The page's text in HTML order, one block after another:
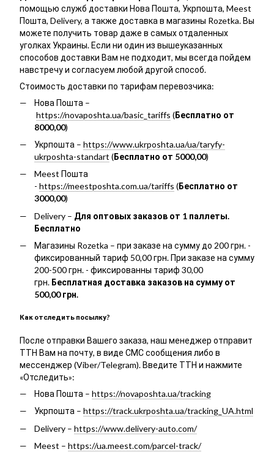
помощью служб доставки Нова Пошта, Укрпошта, Meest
Пошта, Delivery, а также доставка в магазины Rozetka. Вы
можете получить товар даже в самых отдаленных
уголках Украины. Если ни один из вышеуказанных
способов доставки Вам не подходит, мы всегда пойдем
навстречу и согласуем любой другой способ.
Стоимость доставки по тарифам перевозчика:
Нова Пошта –
https://novaposhta.ua/basic_tariffs (Бесплатно от
8000,00)
Укрпошта – https://www.ukrposhta.ua/ua/taryfy-
ukrposhta-standart (Бесплатно от 5000,00)
Meest Пошта
- https://meestposhta.com.ua/tariffs (Бесплатно от
3000,00)
Delivery – Для оптовых заказов от 1 паллеты.
Бесплатно
Магазины Rozetka – при заказе на сумму до 200 грн. -
фиксированный тариф 50,00 грн. При заказе на сумму
200-500 грн. - фиксированны тариф 30,00
грн. Бесплатная доставка заказов на сумму от
500,00 грн.
Как отследить посылку?
После отправки Вашего заказа, наш менеджер отправит
ТТН Вам на почту, в виде СМС сообщения либо в
мессенджер (Viber/Telegram). Введите ТТН и нажмите
«Отследить»:
Нова Пошта – https://novaposhta.ua/tracking
Укрпошта – https://track.ukrposhta.ua/tracking_UA.html
Delivery – https://www.delivery-auto.com/
Meest – https://ua.meest.com/parcel-track/